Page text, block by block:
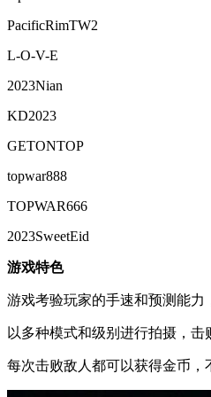
PacificRimTW2
L-O-V-E
2023Nian
KD2023
GETONTOP
topwar888
TOPWAR666
2023SweetEid
游戏特色
游戏考验玩家的手速和预测能力
以多种模式和级别进行拍摄，
每次击败敌人都可以获得金币